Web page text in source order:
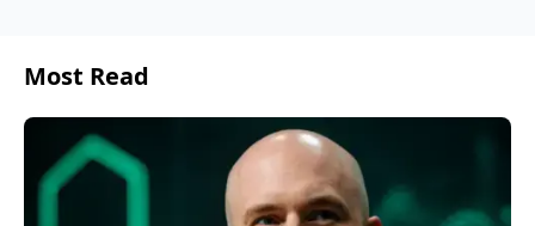
Most Read